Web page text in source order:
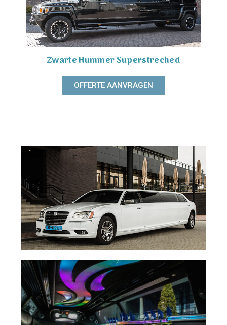
Zwarte Hummer Superstreched
OFFERTE AANVRAGEN